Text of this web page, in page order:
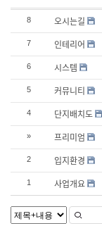
8 오시는길
7 인테리어
6 시스템
5 커뮤니티
4 단지배치도
» 프리미엄
2 입지환경
1 사업개요